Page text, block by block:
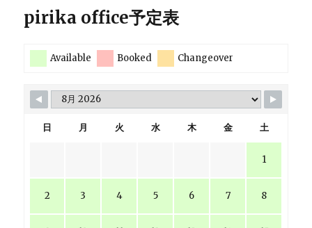
pirika office予定表
Available Booked Changeover
日 月 火 水 木 金 土
1
2 3 4 5 6 7 8